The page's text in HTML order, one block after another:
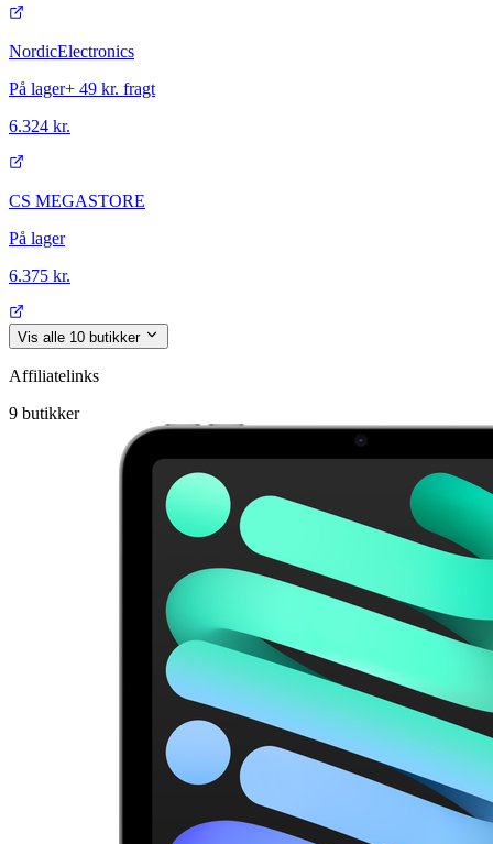
NordicElectronics
På lager+ 49 kr. fragt
6.324 kr.
CS MEGASTORE
På lager
6.375 kr.
Vis alle 10 butikker
Affiliatelinks
9 butikker